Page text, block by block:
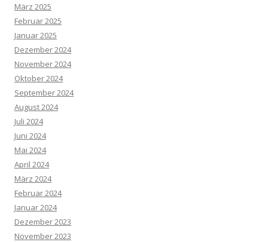
März 2025
Februar 2025
Januar 2025
Dezember 2024
November 2024
Oktober 2024
September 2024
August 2024
Juli 2024
Juni 2024
Mai 2024
April 2024
März 2024
Februar 2024
Januar 2024
Dezember 2023
November 2023